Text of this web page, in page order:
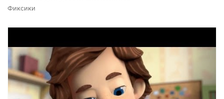
Фиксики